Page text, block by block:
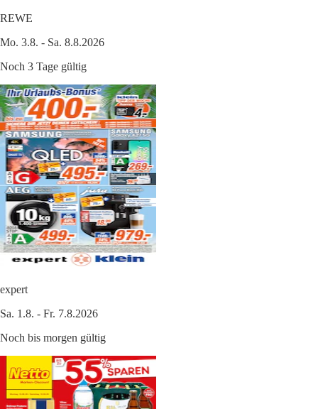
REWE
Mo. 3.8. - Sa. 8.8.2026
Noch 3 Tage gültig
expert
Sa. 1.8. - Fr. 7.8.2026
Noch bis morgen gültig